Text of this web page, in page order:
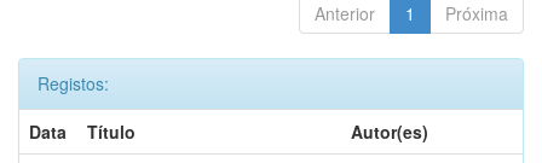
Anterior 1 Próxima
Registos:
Data
Título
Autor(es)